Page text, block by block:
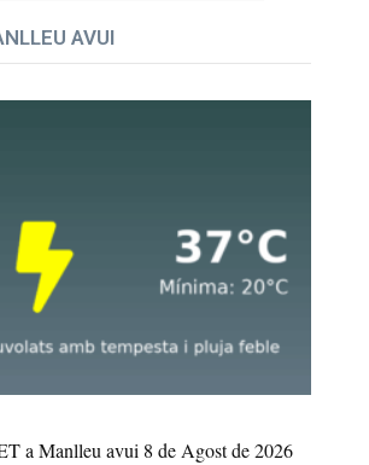
AVUI
a Manlleu avui 8 de Agost de 2026